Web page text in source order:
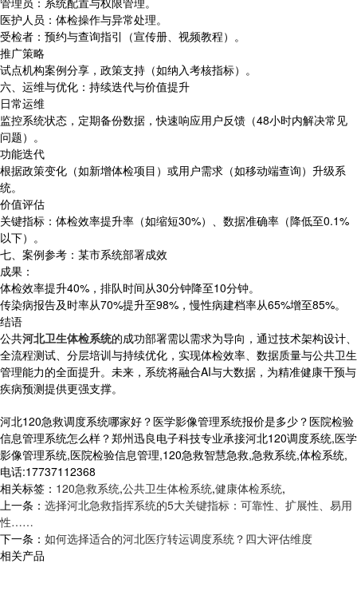
医护人员：体检操作与异常处理。
受检者：预约与查询指引（宣传册、视频教程）。
推广策略
试点机构案例分享，政策支持（如纳入考核指标）。
六、运维与优化：持续迭代与价值提升
日常运维
监控系统状态，定期备份数据，快速响应用户反馈（48小时内解决常见
问题）。
功能迭代
根据政策变化（如新增体检项目）或用户需求（如移动端查询）升级系
统。
价值评估
关键指标：体检效率提升率（如缩短30%）、数据准确率（降低至0.1%
以下）。
七、案例参考：某市系统部署成效
成果：
体检效率提升40%，排队时间从30分钟降至10分钟。
传染病报告及时率从70%提升至98%，慢性病建档率从65%增至85%。
结语
公共河北卫生体检系统的成功部署需以需求为导向，通过技术架构设计、
全流程测试、分层培训与持续优化，实现体检效率、数据质量与公共卫生
管理能力的全面提升。未来，系统将融合AI与大数据，为精准健康干预与
疾病预测提供更强支撑。
河北120急救调度系统哪家好？医学影像管理系统报价是多少？医院检验
信息管理系统怎么样？郑州迅良电子科技专业承接河北120调度系统,医学
影像管理系统,医院检验信息管理,120急救智慧急救,急救系统,体检系统,
电话:17737112368
相关标签： 120急救系统,公共卫生体检系统,健康体检系统,
上一条： 选择河北急救指挥系统的5大关键指标：可靠性、扩展性、易用
性……
下一条： 如何选择适合的河北医疗转运调度系统？四大评估维度
相关产品